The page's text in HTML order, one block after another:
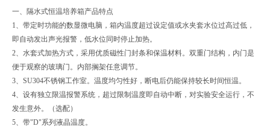
一、隔水式恒温培养箱产品特点
1、带定时功能的数显微电脑，箱内温度超过设定值或水夹套水位过高过低，
即自动发出声光报警，低水位同时停止加热。
2、水套式加热方式，采用优质磁性门封条和保温材料。双重门结构，内门是
便于观察的玻璃门。内部搁架任意调节。
3、SU304不锈钢工作室。温度均匀性好，断电后仍能保持较长时间恒温。
4、设有独立限温报警系统，超过限制温度即自动中断，对实验安全运行，不
发生意外。（选配）
5、带"D"系列液晶温度。